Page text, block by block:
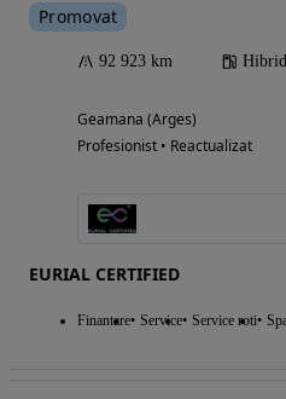
Promovat
92 923 km
Geamana (Arges)
Profesionist • Reactualizat
EURIAL CERTIFIED
Finantare Service Service roti